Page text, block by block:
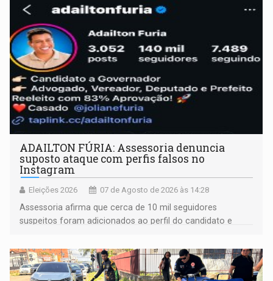
ADAILTON FÚRIA: Assessoria denuncia
suposto ataque com perfis falsos no
Instagram
Eleições 2026 07 de Agosto de 2026 às 14:28
Assessoria afirma que cerca de 10 mil seguidores
suspeitos foram adicionados ao perfil do candidato e
remover as contas